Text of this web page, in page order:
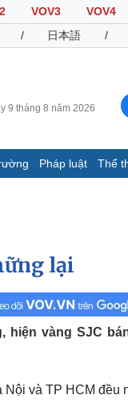
VOV3 VOV4
/ 日本語 /
9 tháng 8 năm 2026
Pháp luật Thể
thể thao
lại
hiện vàng SJC
và TP HCM đều